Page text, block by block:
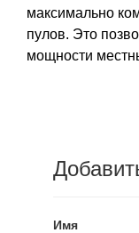
максимально
пулов. Это
мощности
Имя